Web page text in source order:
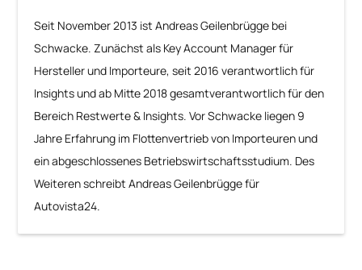
Seit November 2013 ist Andreas Geilenbrügge bei
Schwacke. Zunächst als Key Account Manager für
Hersteller und Importeure, seit 2016 verantwortlich für
Insights und ab Mitte 2018 gesamtverantwortlich für den
Bereich Restwerte & Insights. Vor Schwacke liegen 9
Jahre Erfahrung im Flottenvertrieb von Importeuren und
ein abgeschlossenes Betriebswirtschaftsstudium. Des
Weiteren schreibt Andreas Geilenbrügge für
Autovista24.